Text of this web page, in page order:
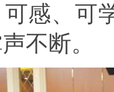
感、可
不断。